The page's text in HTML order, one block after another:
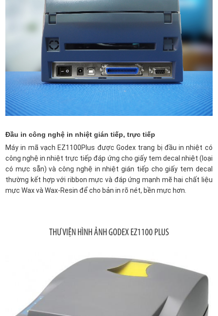
Đầu in công nghệ in nhiệt gián tiếp, trực tiếp
Máy in mã vạch EZ1100Plus được Godex trang bị đầu in nhiệt có
công nghệ in nhiệt trực tiếp đáp ứng cho giấy tem decal nhiệt (loại
có mực sẵn) và công nghệ in nhiệt gián tiếp cho giấy tem decal
thường kết hợp với ribbon mực và đáp ứng mạnh mẽ hai chất liệu
mực Wax và Wax-Resin để cho bản in rõ nét, bền mực hơn.
THƯ VIỆN HÌNH ẢNH GODEX EZ1100 PLUS